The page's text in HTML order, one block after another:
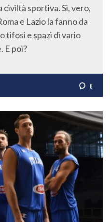
civiltà sportiva. Sì, vero,
e Lazio la fanno da
tifosi e spazi di vario
E poi?
0